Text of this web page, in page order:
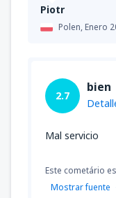
Piotr
Polen,Enero
2.7
bien
Mal servicio
Este cometário
Mostrar fuente